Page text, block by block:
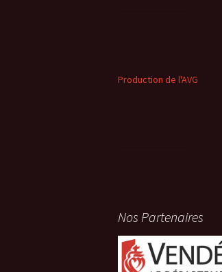
Production de l'AVG
Nos Partenaires